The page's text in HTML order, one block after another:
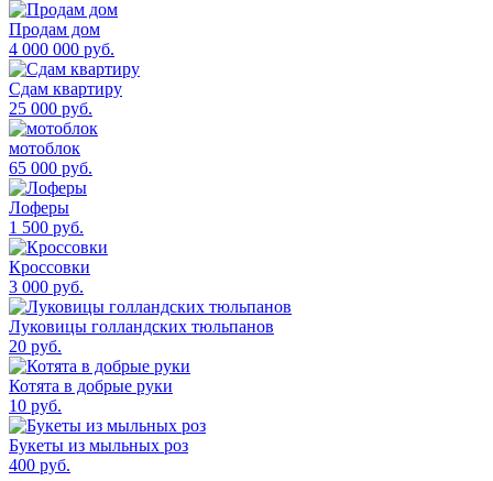
Продам дом
4 000 000 руб.
Сдам квартиру
25 000 руб.
мотоблок
65 000 руб.
Лоферы
1 500 руб.
Кроссовки
3 000 руб.
Луковицы голландских тюльпанов
20 руб.
Котята в добрые руки
10 руб.
Букеты из мыльных роз
400 руб.